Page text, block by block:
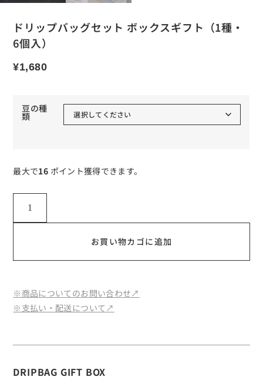
ドリップバッグセット ボックスギフト（1種・
6個入）
¥1,680
豆の種
類
最大で16 ポイント獲得できます。
お買い物カゴに追加
※商品についてのお問い合わせ↗︎
※支払い・配送について↗︎
DRIPBAG GIFT BOX